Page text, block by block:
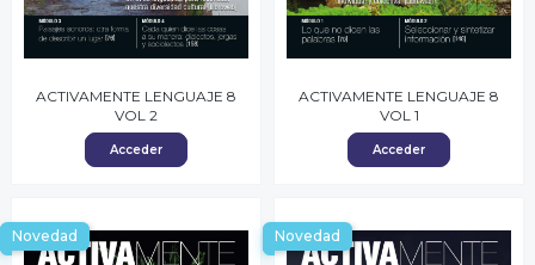
ACTIVAMENTE LENGUAJE 8
VOL 2
Acceder
ACTIVAMENTE LENGUAJE 8
VOL 1
Acceder
Novedad Novedad